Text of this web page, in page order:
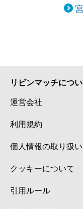
リビンマッチにつ
運営会社
利用規約
個人情報の取り扱い
クッキーについて
引用ルール